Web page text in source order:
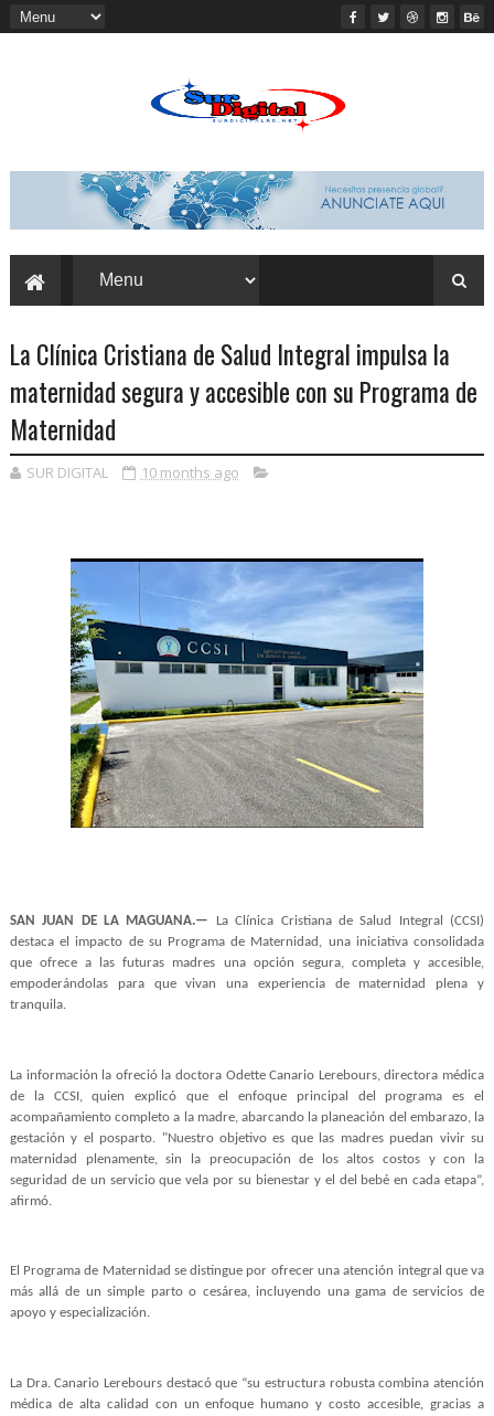
La Clínica Cristiana de Salud Integral impulsa la
maternidad segura y accesible con su Programa de
Maternidad
SUR DIGITAL 10 months ago
SAN JUAN DE LA MAGUANA.— La Clínica Cristiana de Salud Integral (CCSI)
destaca el impacto de su Programa de Maternidad, una iniciativa consolidada
que ofrece a las futuras madres una opción segura, completa y accesible,
empoderándolas para que vivan una experiencia de maternidad plena y
tranquila.
La información la ofreció la doctora Odette Canario Lerebours, directora médica
de la CCSI, quien explicó que el enfoque principal del programa es el
acompañamiento completo a la madre, abarcando la planeación del embarazo, la
gestación y el posparto. "Nuestro objetivo es que las madres puedan vivir su
maternidad plenamente, sin la preocupación de los altos costos y con la
seguridad de un servicio que vela por su bienestar y el del bebé en cada etapa”,
afirmó.
El Programa de Maternidad se distingue por ofrecer una atención integral que va
más allá de un simple parto o cesárea, incluyendo una gama de servicios de
apoyo y especialización.
La Dra. Canario Lerebours destacó que “su estructura robusta combina atención
médica de alta calidad con un enfoque humano y costo accesible, gracias a